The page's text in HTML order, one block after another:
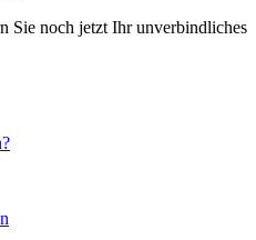
Sie noch jetzt Ihr unverbindliches